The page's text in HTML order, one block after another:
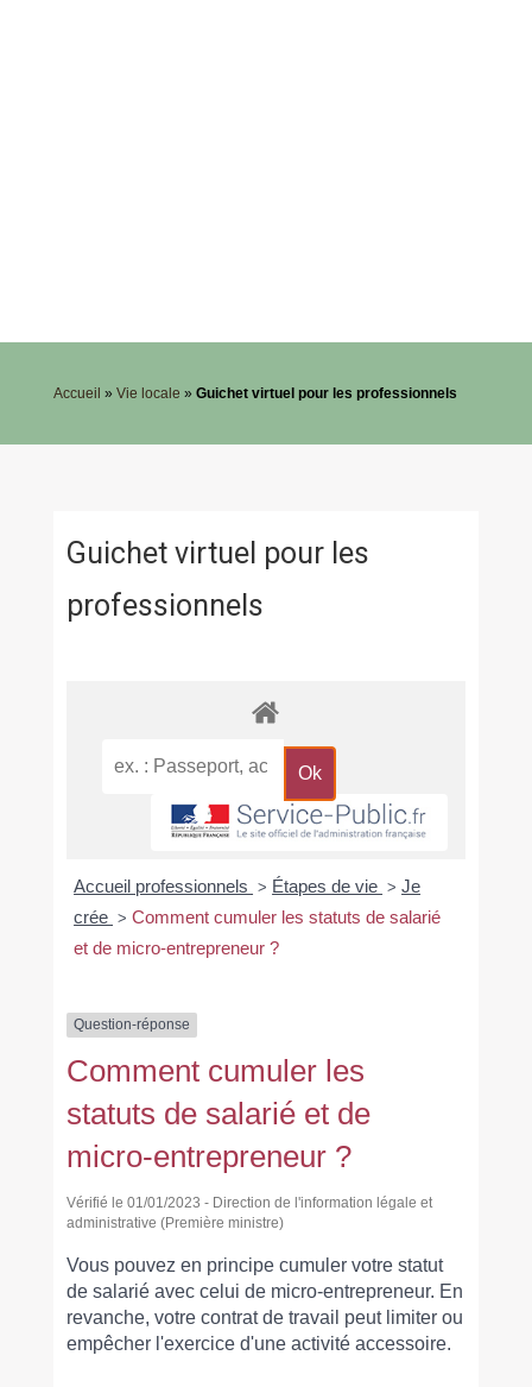
Accueil » Vie locale » Guichet virtuel pour les professionnels
Guichet virtuel pour les
professionnels
Accueil professionnels > Étapes de vie > Je
crée > Comment cumuler les statuts de salarié
et de micro-entrepreneur ?
Question-réponse
Comment cumuler les
statuts de salarié et de
micro-entrepreneur ?
Vérifié le 01/01/2023 - Direction de l'information légale et
administrative (Première ministre)
Vous pouvez en principe cumuler votre statut
de salarié avec celui de micro-entrepreneur. En
revanche, votre contrat de travail peut limiter ou
empêcher l'exercice d'une activité accessoire.